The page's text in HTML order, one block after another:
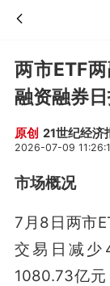
两市ETF
融资融券
原创 21世纪经济
2026-07-09
市场概况
7月8日两市
交易日减少
1080.73亿